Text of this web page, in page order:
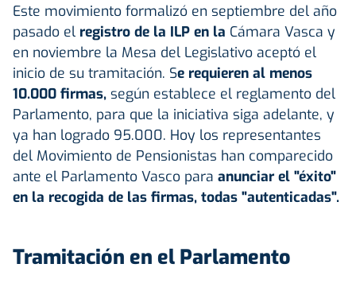
Este movimiento formalizó en septiembre del año
pasado el registro de la ILP en la Cámara Vasca y
en noviembre la Mesa del Legislativo aceptó el
inicio de su tramitación. Se requieren al menos
10.000 firmas, según establece el reglamento del
Parlamento, para que la iniciativa siga adelante, y
ya han logrado 95.000. Hoy los representantes
del Movimiento de Pensionistas han comparecido
ante el Parlamento Vasco para anunciar el "éxito"
en la recogida de las firmas, todas "autenticadas".
Tramitación en el Parlamento